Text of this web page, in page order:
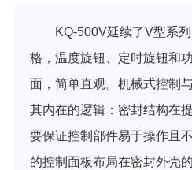
KQ-500V延续了V型系
格，温度旋钮、定时旋钮和
面，简单直观。机械式控制
其内在的逻辑：密封结构在
要保证控制部件易于操作且
的控制面板布局在密封外壳